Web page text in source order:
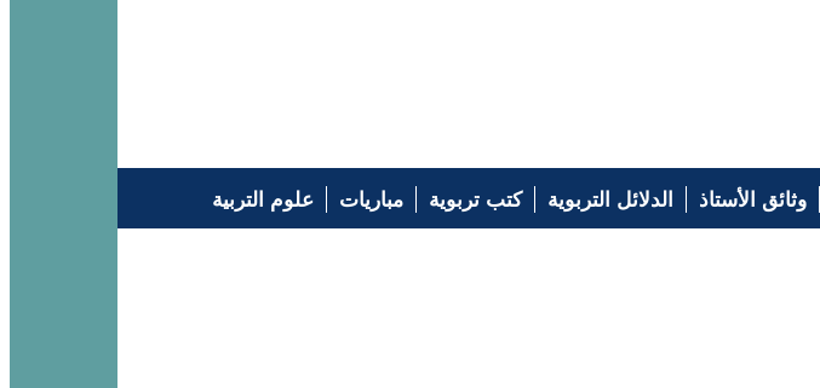
وثائق الأستاذ الدلائل التربوية كتب تربوية مباريات
علوم التربية